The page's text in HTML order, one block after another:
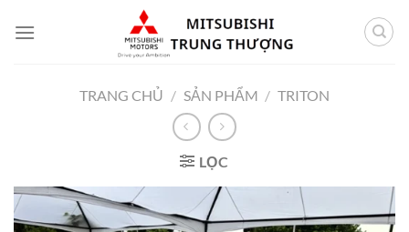
qua
TRANG CHỦ / SẢN PHẨM / TRITON
LỌC